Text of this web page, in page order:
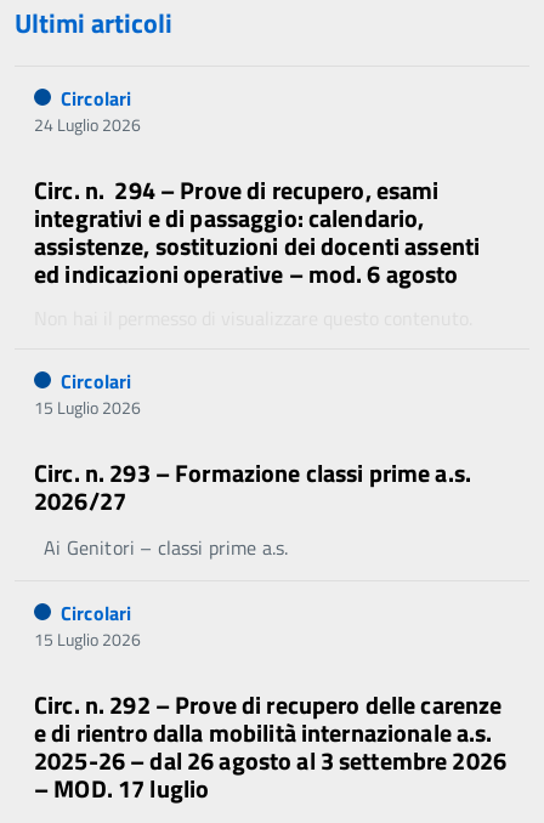
Ultimi articoli
Circolari
24 Luglio 2026
Circ. n. 294 – Prove di recupero, esami
integrativi e di passaggio: calendario,
assistenze, sostituzioni dei docenti assenti
ed indicazioni operative – mod. 6 agosto
Circolari
15 Luglio 2026
Circ. n. 293 – Formazione classi prime a.s.
2026/27
Ai Genitori – classi prime a.s.
Circolari
15 Luglio 2026
Circ. n. 292 – Prove di recupero delle carenze
e di rientro dalla mobilità internazionale a.s.
2025-26 – dal 26 agosto al 3 settembre 2026
– MOD. 17 luglio